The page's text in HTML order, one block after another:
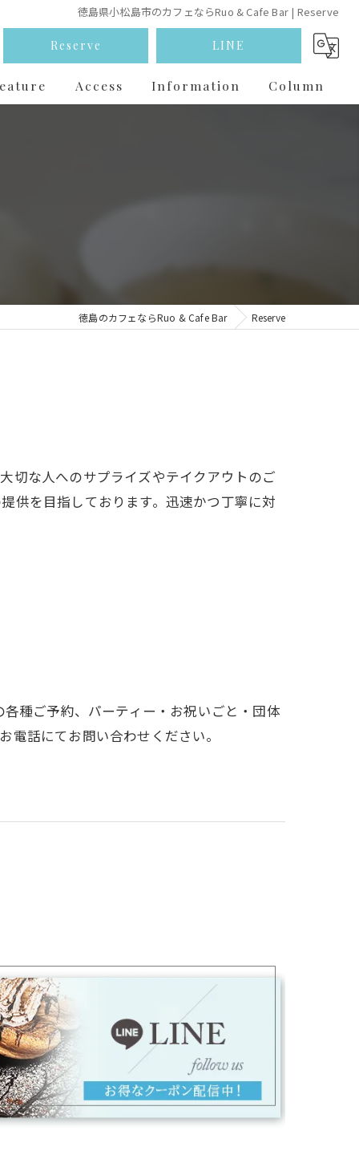
徳島県小松島市のカフェならRuo & Cafe Bar | Reserve
Reserve LINE
Access Information Column
徳島のカフェならRuo & Cafe Bar Reserve
切な人へのサプライズやテイクアウトのご
供を目指しております。迅速かつ丁寧に対
種ご予約、パーティー・お祝いごと・団体
話にてお問い合わせください。